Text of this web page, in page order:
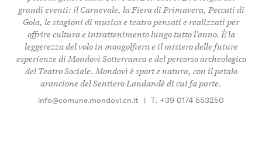
grandi eventi: il Carnevale, la Fiera di Primavera, Peccati di
Gola, le stagioni di musica e teatro pensati e realizzati per
offrire cultura e intrattenimento lungo tutto l'anno. È la
leggerezza del volo in mongolfiera e il mistero delle future
esperienze di Mondovì Sotterranea e del percorso archeologico
del Teatro Sociale. Mondovì è sport e natura, con il petalo
arancione delSentiero Landandèdi cui fa parte.
info@comune.mondovi.cn.it | T: +39 0174 553250